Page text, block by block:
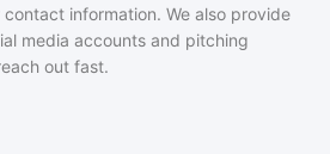
information. We also provide
media accounts and pitching
out fast.